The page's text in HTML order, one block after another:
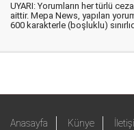
UYARI: Yorumların her türlü
aittir. Mepa News, yapılan
600 karakterle (boşluklu)
Anasayfa Künye